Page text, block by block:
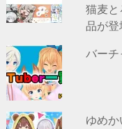
猫麦
品が登
バーチ
ゆめ